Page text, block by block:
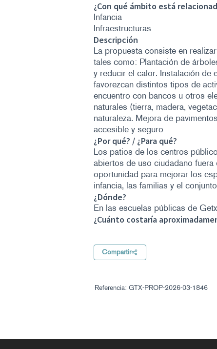
¿Con qué ámbito está
Infancia
Infraestructuras
Descripción
La propuesta consiste en
tales como: Plantación de
y reducir el calor. Instalación de
favorezcan distintos tipos de
encuentro con bancos u otros
naturales (tierra, madera,
naturaleza. Mejora de
accesible y seguro
¿Por qué? / ¿Para qué?
Los patios de los centros
abiertos de uso ciudadano
oportunidad para mejorar los
infancia, las familias y el
¿Dónde?
En las escuelas públicas de
¿Cuánto costaría
Compartir
Referencia: GTX-PROP-2026-03-1846